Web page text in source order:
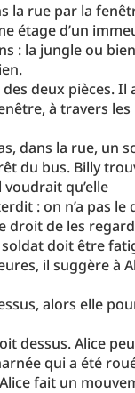
la rue par la
étage d’un
: la jungle ou
deux pièces. Il
à travers les
dans la rue, un
du bus. Billy
qu’elle
: on n’a pas le
droit de les
doit être
il suggère à
alors elle
dessus. Alice
qui a été
fait un